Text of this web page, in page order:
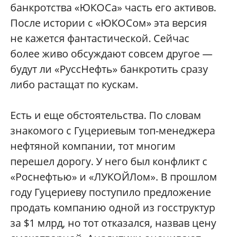
банкротства «ЮКОСа» часть его активов.
После истории с «ЮКОСом» эта версия
не кажется фантастической. Сейчас
более живо обсуждают совсем другое —
будут ли «РуссНефть» банкротить сразу
либо растащат по кускам.
Есть и еще обстоятельства. По словам
знакомого с Гуцериевым топ-менеджера
нефтяной компании, тот многим
перешел дорогу. У него был конфликт с
«Роснефтью» и «ЛУКОЙЛом». В прошлом
году Гуцериеву поступило предложение
продать компанию одной из госструктур
за $1 млрд, но тот отказался, назвав цену